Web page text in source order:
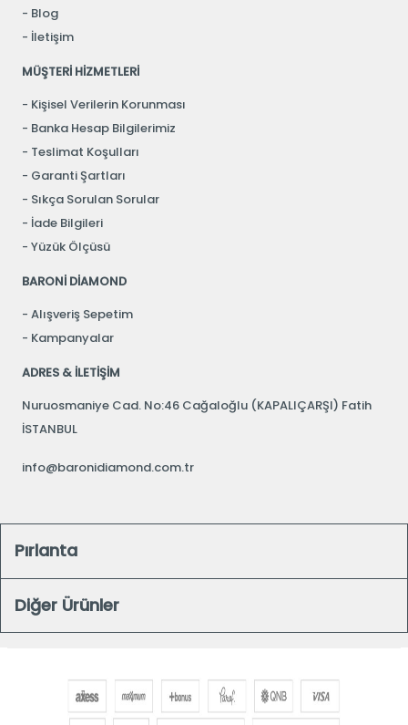
Blog
İletişim
MÜŞTERİ HİZMETLERİ
Kişisel Verilerin Korunması
Banka Hesap Bilgilerimiz
Teslimat Koşulları
Garanti Şartları
Sıkça Sorulan Sorular
İade Bilgileri
Yüzük Ölçüsü
BARONİ DİAMOND
Alışveriş Sepetim
Kampanyalar
ADRES & İLETİŞİM
Nuruosmaniye Cad. No:46 Cağaloğlu (KAPALIÇARŞI) Fatih
İSTANBUL
info@baronidiamond.com.tr
Pırlanta
Diğer Ürünler